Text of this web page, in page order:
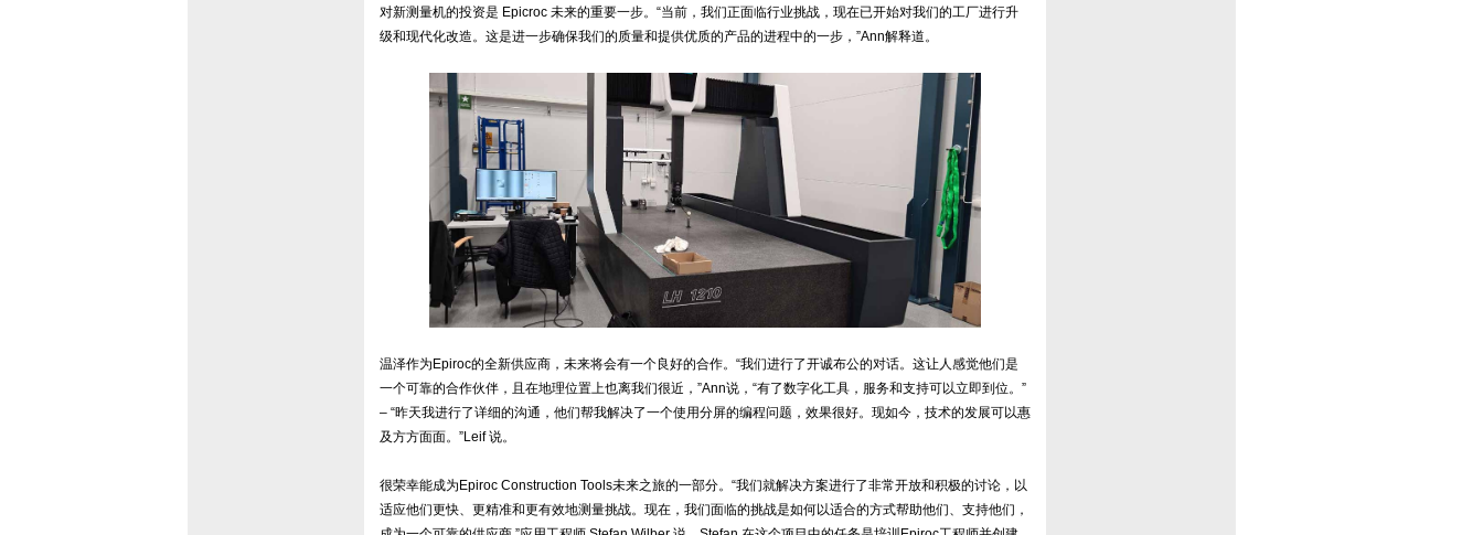
对新测量机的投资是 Epicroc 未来的重要一步。“当前，我们正面临行业挑战，现在已开始对我们的工厂进行升
级和现代化改造。这是进一步确保我们的质量和提供优质的产品的进程中的一步，”Ann解释道。
温泽作为Epiroc的全新供应商，未来将会有一个良好的合作。“我们进行了开诚布公的对话。这让人感觉他们是
一个可靠的合作伙伴，且在地理位置上也离我们很近，”Ann说，“有了数字化工具，服务和支持可以立即到位。”
– “昨天我进行了详细的沟通，他们帮我解决了一个使用分屏的编程问题，效果很好。现如今，技术的发展可以惠
及方方面面。”Leif 说。
很荣幸能成为Epiroc Construction Tools未来之旅的一部分。“我们就解决方案进行了非常开放和积极的讨论，以
适应他们更快、更精准和更有效地测量挑战。现在，我们面临的挑战是如何以适合的方式帮助他们、支持他们，